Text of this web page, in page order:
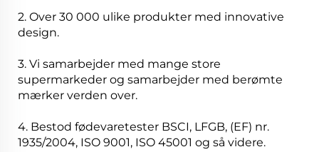
2. Over 30 000 ulike produkter med innovative
design.
3. Vi samarbejder med mange store
supermarkeder og samarbejder med berømte
mærker verden over.
4. Bestod fødevaretester BSCI, LFGB, (EF) nr.
1935/2004, ISO 9001, ISO 45001 og så videre.